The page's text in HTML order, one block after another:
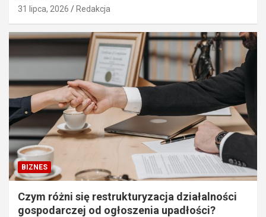
31 lipca, 2026 Redakcja
BIZNES
Czym różni się restrukturyzacja działalności
gospodarczej od ogłoszenia upadłości?